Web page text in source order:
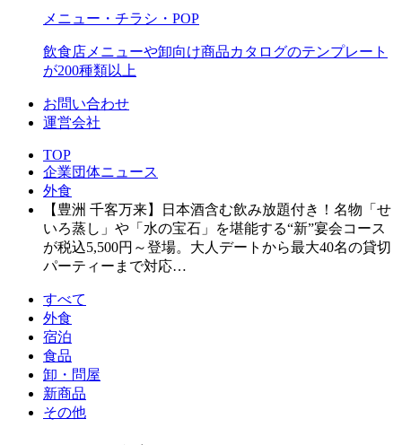
メニュー・チラシ・POP
飲食店メニューや卸向け商品カタログのテンプレート
が200種類以上
お問い合わせ
運営会社
TOP
企業団体ニュース
外食
【豊洲 千客万来】日本酒含む飲み放題付き！名物「せ
いろ蒸し」や「水の宝石」を堪能する“新”宴会コース
が税込5,500円～登場。大人デートから最大40名の貸切
パーティーまで対応…
すべて
外食
宿泊
食品
卸・問屋
新商品
その他